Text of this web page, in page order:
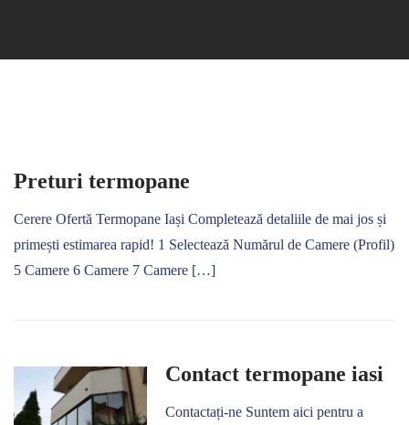
Preturi termopane
Cerere Ofertă Termopane Iași Completează detaliile de mai jos și
primești estimarea rapid! 1 Selectează Numărul de Camere (Profil)
5 Camere 6 Camere 7 Camere […]
Contact termopane iasi
Contactați-ne Suntem aici pentru a